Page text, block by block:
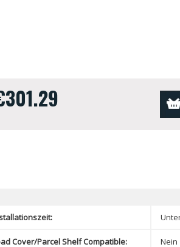
Cover/Parcel Shelf Compatible: Nein